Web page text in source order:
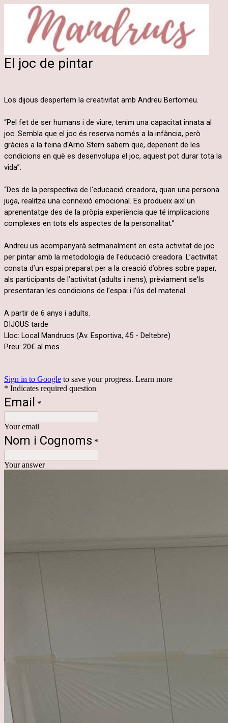
El joc de pintar
Los dijous despertem la creativitat amb Andreu Bertomeu.
“Pel fet de ser humans i de viure, tenim una capacitat innata al
joc. Sembla que el joc és reserva només a la infància, però
gràcies a la feina d'Arno Stern sabem que, depenent de les
condicions en què es desenvolupa el joc, aquest pot durar tota la
vida”.
“Des de la perspectiva de l'educació creadora, quan una persona
juga, realitza una connexió emocional. Es produeix així un
aprenentatge des de la pròpia experiència que té implicacions
complexes en tots els aspectes de la personalitat.”
Andreu us acompanyarà setmanalment en esta activitat de joc
per pintar amb la metodologia de l'educació creadora. L’activitat
consta d’un espai preparat per a la creació d’obres sobre paper,
als participants de l’activitat (adults i nens), prèviament se'ls
presentaran les condicions de l’espai i l’ús del material.
A partir de 6 anys i adults.
DIJOUS tarde
Lloc: Local Mandrucs (Av. Esportiva, 45 - Deltebre)
Preu: 20€ al mes
Sign in to Google to save your progress. Learn more
* Indicates required question
Email *
Your email
Nom i Cognoms *
Your answer